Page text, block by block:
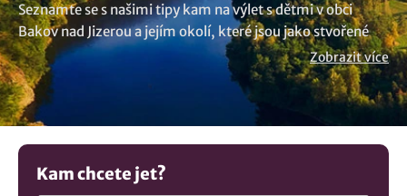
Seznamte se s našimi tipy kam na výlet s dětmi v obci
Bakov nad Jizerou a jejím okolí, které jsou jako stvořené
pro rodinnou zábavu. Naleznete zde široký výběr aktivit a
inspirací co dělat a co navštívit jak s malými, tak i velkými
dětmi. Naše tipy vám pomohou objevit ty nejzajímavější
místa pro rodinné výlety, které děti zaujmou a užijete si
tak spolu příjemně strávené chvíle. Hledáte inspiraci pro
jednodenní výlet nebo plánujete celý víkend? Naše stránka
vám nabídne řadu nápadů co podniknout s dětmi v lokalitě
Zobrazit více
Kam chcete jet?